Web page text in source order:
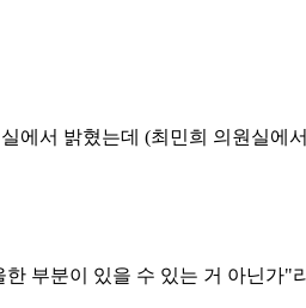
에서 밝혔는데 (최민희 의원실에
부분이 있을 수 있는 거 아닌가"